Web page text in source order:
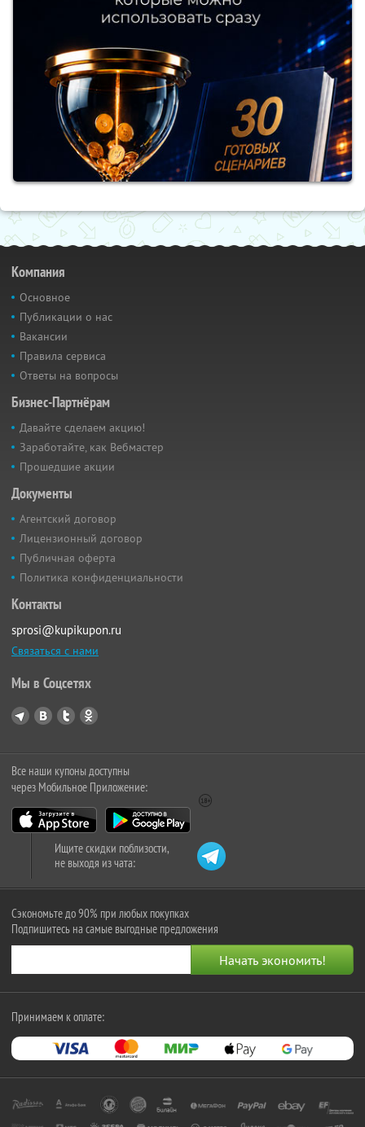
Компания
Основное
Публикации о нас
Вакансии
Правила сервиса
Ответы на вопросы
Бизнес-Партнёрам
Давайте сделаем акцию!
Заработайте, как Вебмастер
Прошедшие акции
Документы
Агентский договор
Лицензионный договор
Публичная оферта
Политика конфиденциальности
Контакты
sprosi@kupikupon.ru
Связаться с нами
Мы в Соцсетях
Все наши купоны доступны
через Мобильное Приложение:
Ищите скидки поблизости,
не выходя из чата:
Сэкономьте до 90% при любых покупках
Подпишитесь на самые выгодные предложения
Принимаем к оплате: